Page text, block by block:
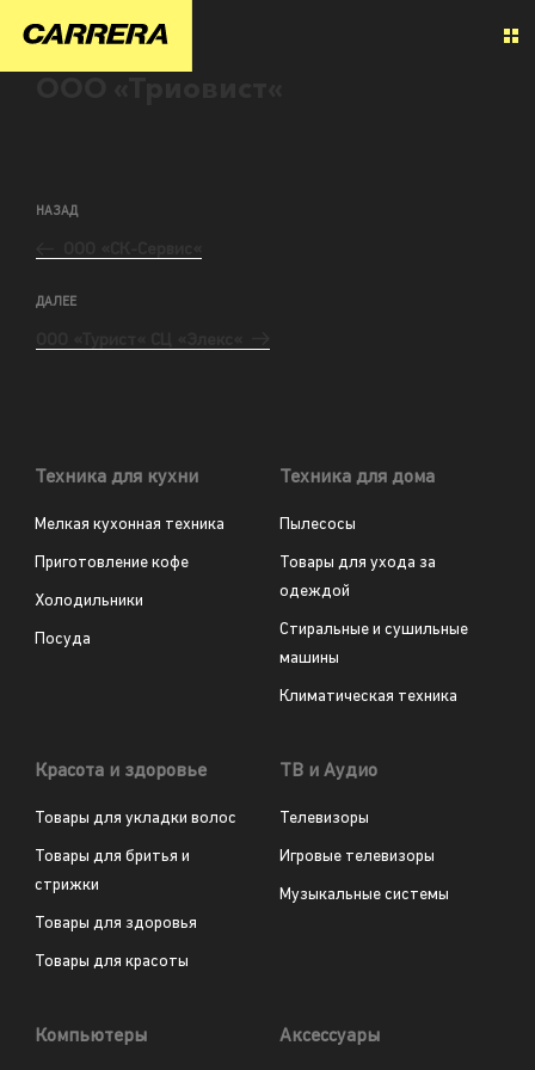
НАЗАД
ДАЛЕЕ
Техника для кухни
Мелкая кухонная техника
Приготовление кофе
Холодильники
Посуда
Техника для дома
Пылесосы
Товары для ухода за
одеждой
Стиральные и сушильные
машины
Климатическая техника
Красота и здоровье
Товары для укладки волос
Товары для бритья и
стрижки
Товары для здоровья
Товары для красоты
ТВ и Аудио
Телевизоры
Игровые телевизоры
Музыкальные системы
Компьютеры Аксессуары